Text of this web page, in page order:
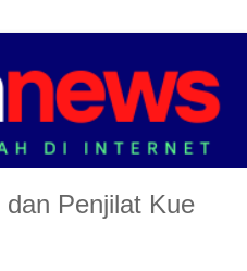
Penjilat Kue